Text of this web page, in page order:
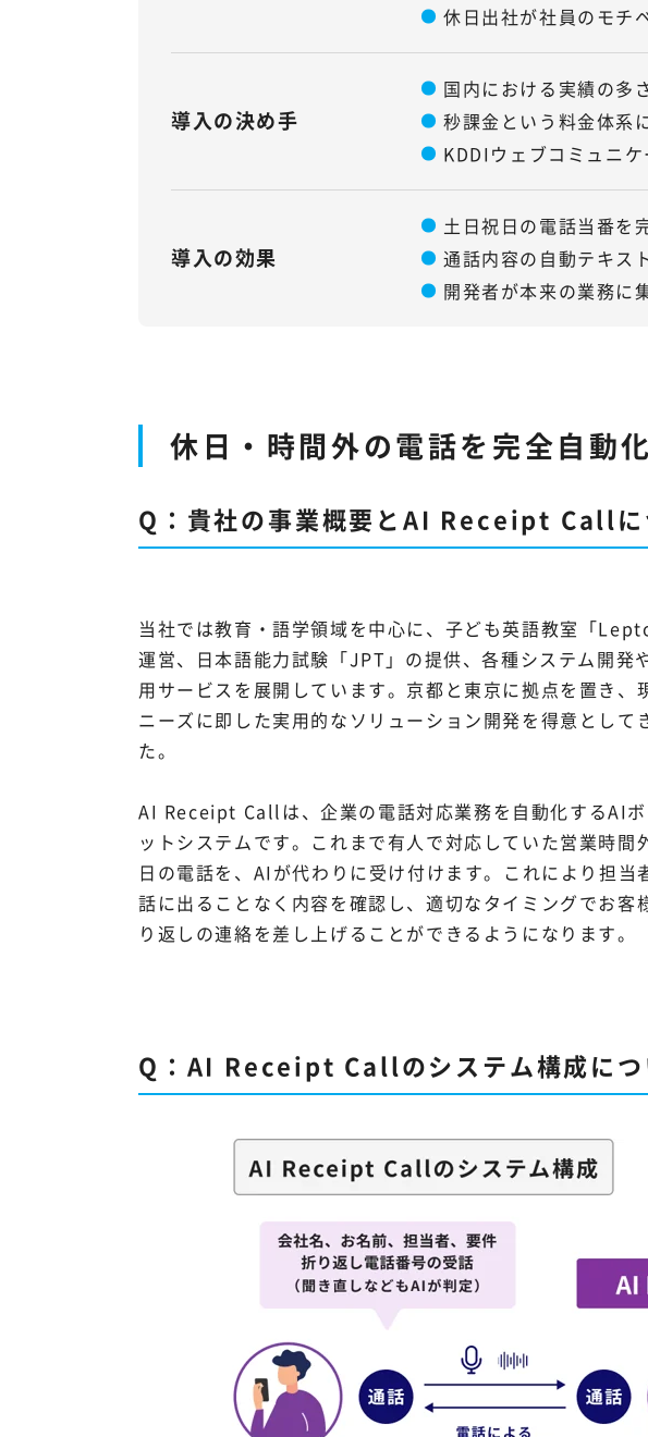
休日出社が社員のモチ
導入の決め手
国内における実績の多
秒課金という料金体系
KDDIウェブコミュニ
導入の効果
土日祝日の電話当番を
通話内容の自動テキス
開発者が本来の業務に
休日・時間外の電話を完全自動
Q：貴社の事業概要とAI Receipt Callに
当社では教育・語学領域を中心に、子ども英語教室「
運営、日本語能力試験「JPT」の提供、各種システム開発
用サービスを展開しています。京都と東京に拠点を置き、
ニーズに即した実用的なソリューション開発を得意として
た。
AI Receipt Callは、企業の電話対応業務を自動化するAIボ
ットシステムです。これまで有人で対応していた営業時間
日の電話を、AIが代わりに受け付けます。これにより担当
話に出ることなく内容を確認し、適切なタイミングでお客
り返しの連絡を差し上げることができるようになります。
Q：AI Receipt Callのシステム構成につ